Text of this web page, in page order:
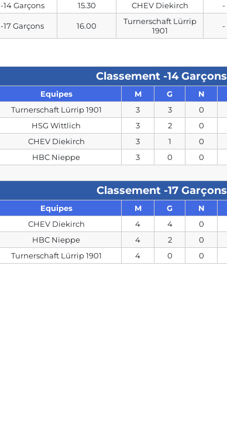
-14 Garçons 15.30 CHEV Diekirch -
-17 Garçons 16.00
Turnerschaft Lürrip
1901
-
Classement -14 Garçons
Equipes M G N
Turnerschaft Lürrip 1901 3 3 0
HSG Wittlich 3 2 0
CHEV Diekirch 3 1 0
HBC Nieppe 3 0 0
Classement -17 Garçons
Equipes M G N
CHEV Diekirch 4 4 0
HBC Nieppe 4 2 0
Turnerschaft Lürrip 1901 4 0 0